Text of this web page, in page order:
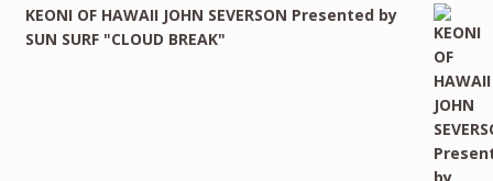
KEONI OF HAWAII JOHN SEVERSON Presented by
SUN SURF "CLOUD BREAK"